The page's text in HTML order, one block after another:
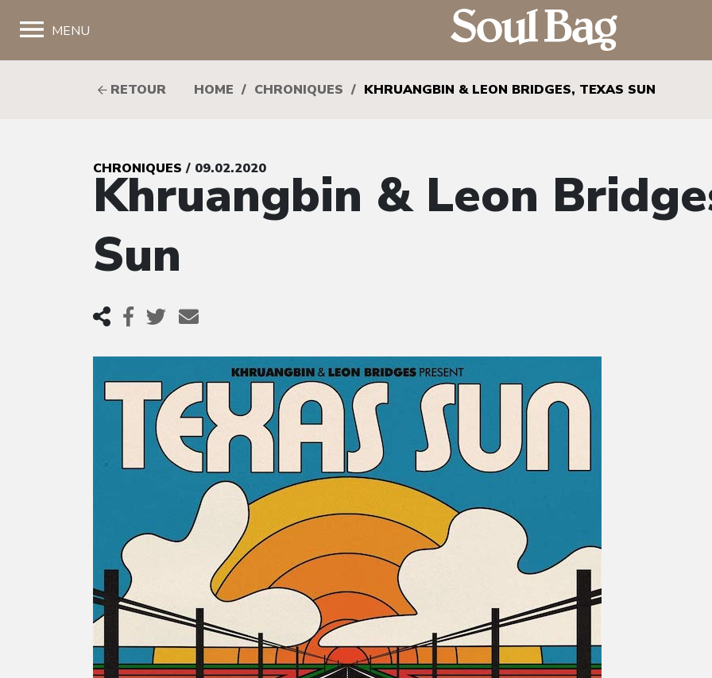
MENU
RETOUR HOME / CHRONIQUES / KHRUANGBIN & LEON BRIDGES, TEXAS SUN
CHRONIQUES / 09.02.2020
Khruangbin & Leon
Sun